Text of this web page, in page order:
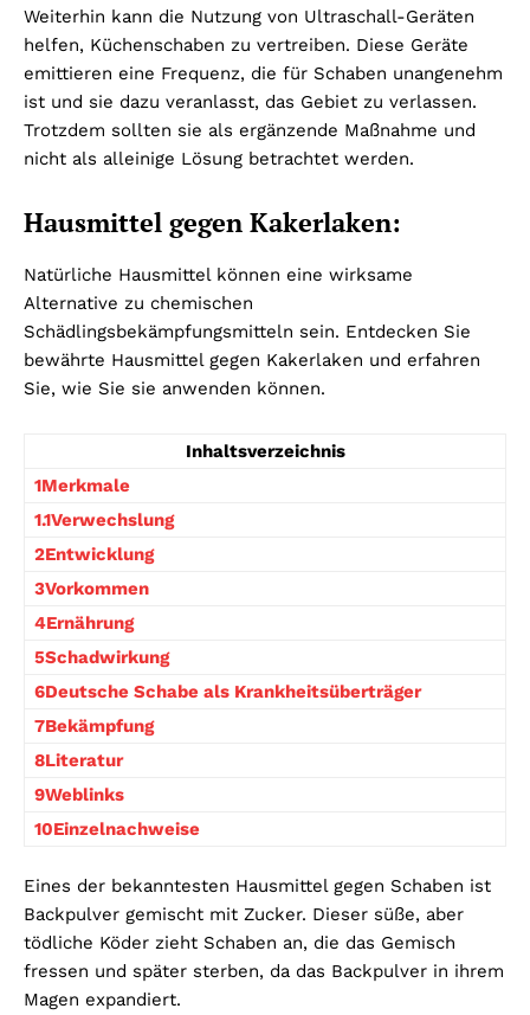
Weiterhin kann die Nutzung von Ultraschall-Geräten
helfen, Küchenschaben zu vertreiben. Diese Geräte
emittieren eine Frequenz, die für Schaben unangenehm
ist und sie dazu veranlasst, das Gebiet zu verlassen.
Trotzdem sollten sie als ergänzende Maßnahme und
nicht als alleinige Lösung betrachtet werden.
Hausmittel gegen Kakerlaken:
Natürliche Hausmittel können eine wirksame
Alternative zu chemischen
Schädlingsbekämpfungsmitteln sein. Entdecken Sie
bewährte Hausmittel gegen Kakerlaken und erfahren
Sie, wie Sie sie anwenden können.
Inhaltsverzeichnis
1Merkmale
1.1Verwechslung
2Entwicklung
3Vorkommen
4Ernährung
5Schadwirkung
6Deutsche Schabe als Krankheitsüberträger
7Bekämpfung
8Literatur
9Weblinks
10Einzelnachweise
Eines der bekanntesten Hausmittel gegen Schaben ist
Backpulver gemischt mit Zucker. Dieser süße, aber
tödliche Köder zieht Schaben an, die das Gemisch
fressen und später sterben, da das Backpulver in ihrem
Magen expandiert.